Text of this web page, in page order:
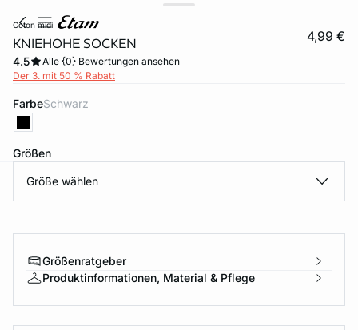
coton midi
KNIEHOHE SOCKEN 4,99 €
4.5
Alle {0} Bewertungen ansehen
Der 3. mit 50 % Rabatt
Farbe schwarz
Größen
Größe wählen
Größenratgeber
Produktinformationen, Material & Pflege